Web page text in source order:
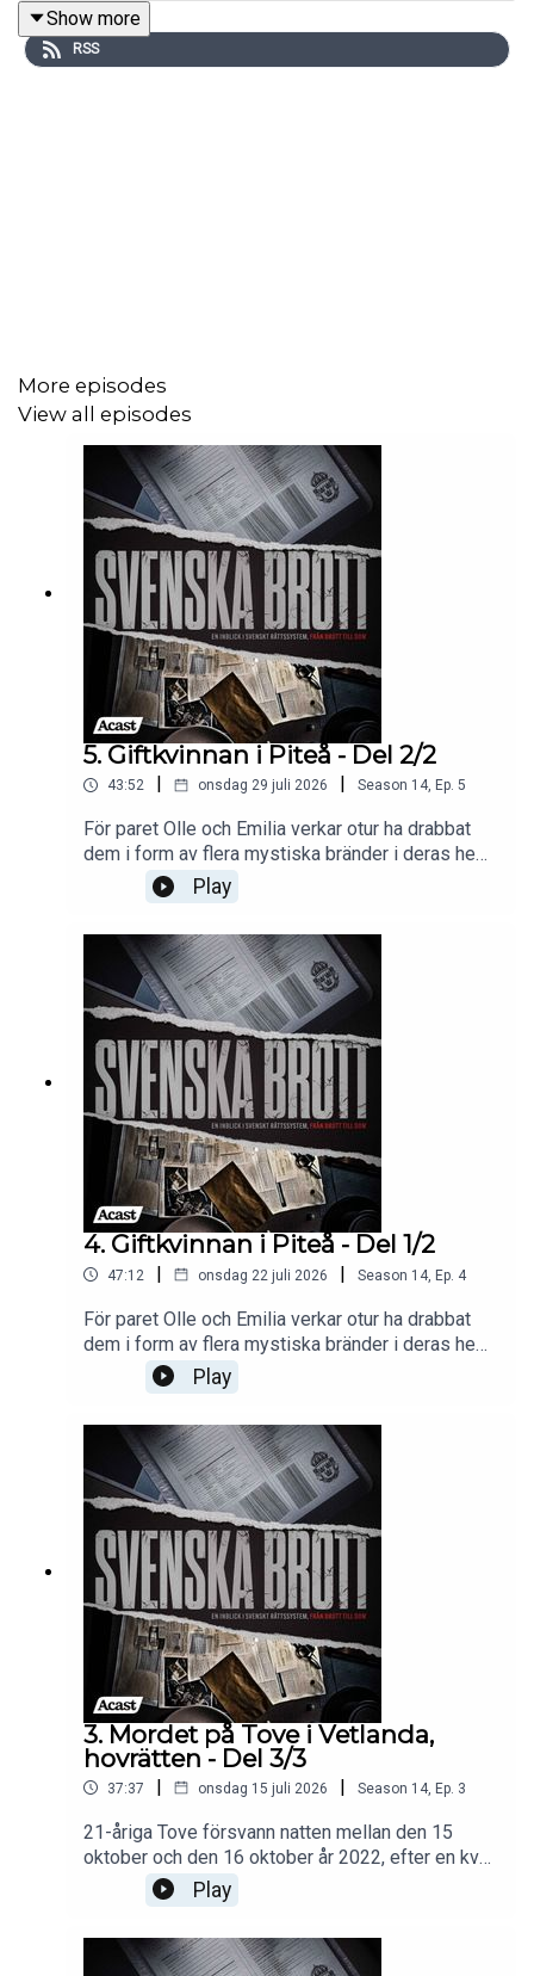
Planen är en månad hos släkten, tillbaka den 28
september. Men när Malin står och väntar på Kastrup den
dagen, ser hon aldrig sin dotter komma ut genom
Domen
Förundersökningsprotokoll
Ljudinspelning från Rättegången
Show more
RSS
More episodes
View all episodes
5. Giftkvinnan i Piteå - Del 2/2
43:52 onsdag 29 juli 2026 Season 14, Ep. 5
För paret Olle och Emilia verkar otur ha drabbat
dem i form av flera mystiska bränder i deras hem.
När upptäckten av den giftiga växten stormhatt
hittas i parets bostad, börjar en mörkare
verklighet träda fram. Snart inkommer en anmälan
till polisen, och de mystiska händelserna i parets
liv blir föremål för en noggrann utredning som
gradvis leder till åtal.Källor:Sveriges
domstolarExpressenAftonbladet Programledare:
Tove VahlneKlippare & medproducent: Martin
MasarovMedproducent: Ayla KarlssonExekutiv
producent: Nils Bergman
Play
4. Giftkvinnan i Piteå - Del 1/2
47:12 | onsdag 22 juli 2026 | Season 14, Ep. 4
För paret Olle och Emilia verkar otur ha drabbat
dem i form av flera mystiska bränder i deras hem.
När upptäckten av den giftiga växten stormhatt
hittas i parets bostad, börjar en mörkare
till polisen, och de mystiska händelserna i parets
liv blir föremål för en noggrann utredning som
gradvis leder till åtal.Källor:Sveriges
domstolarExpressenAftonbladet Programledare:
Tove VahlneKlippare & medproducent: Martin
MasarovMedproducent: Ayla KarlssonExekutiv
producent: Nils Bergman
Play
3. Mordet på Tove i Vetlanda,
hovrätten - Del 3/3
37:37 | onsdag 15 juli 2026 | Season 14, Ep. 3
21-åriga Tove försvann natten mellan den 15
oktober och den 16 oktober år 2022, efter en kväll
på utestället Nöjet i Vetlanda. När
hovrättsförhandlingarna inleds i oktober 2023
kommer att vittna. En central del av rättegången
Play